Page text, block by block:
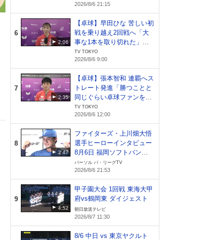
2026/8/6 21:15
6
2:06
【卓球】早田ひな 苦しい初
戦を乗り越え2回戦へ「大
事な1本を取り切れた」日
本開催でファンへ恩返し｜
WTTチャンピオンズ横浜20
26
TV TOKYO
2026/8/6 9:00
7
2:35
【卓球】張本智和 連覇へス
トレート発進「勝つことと
同じぐらい卓球ファンを増
やしたい」｜WTTチャンピ
オンズ横浜2026
TV TOKYO
2026/8/6 12:00
8
2:47
ファイターズ・上川畑大悟
選手ヒーローインタビュー
8月6日 福岡ソフトバンク
ホークス 対 北海道日本ハ
ムファイターズ
パーソル パ・リーグTV
2026/8/6 21:53
9
4:52
甲子園大会 1回戦 東海大甲
府vs鶴岡東 ダイジェスト
朝日放送テレビ
2026/8/7 11:30
8/6 中日 vs 東京ヤクルト